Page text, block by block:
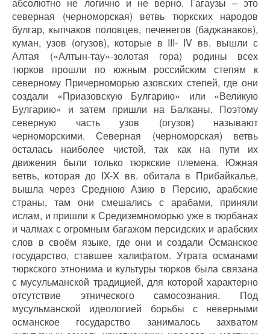
северная (черноморская) ветвь тюркских народов
булгар, кыпчаков половцев, печенегов (баджанаков),
куман, узов (огузов), которые в III- IV вв. вышли с
Алтая («Алтын-тау»-золотая гора) родины всех
тюрков прошли по южным российским степям к
северному Причерноморью азовских степей, где они
создали «Приазовскую Булгарию» или «Великую
Булгарию» и затем пришли на Балканы. Поэтому
северную часть узов (огузов) называют
черноморскими. Северная (черноморская) ветвь
осталась наиболее чистой, так как на пути их
движения были только тюркские племена. Южная
ветвь, которая до IX-X вв. обитала в Прибайкалье,
вышла через Среднюю Азию в Персию, арабские
страны, там они смешались с арабами, приняли
ислам, и пришли к Средиземноморью уже в тюрбанах
и чалмах с огромным багажом персидских и арабских
слов в своём языке, где они и создали Османское
государство, ставшее халифатом. Утрата османами
тюркского этнонима и культуры тюрков была связана
с мусульманской традицией, для которой характерно
отсутствие этнического самосознания. Под
мусульманской идеологией борьбы с неверными
османское государство занималось захватом